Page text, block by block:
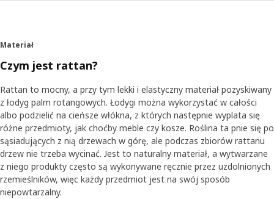
Materiał
Czym jest rattan?
Rattan to mocny, a przy tym lekki i elastyczny materiał pozyskiwany
z łodyg palm rotangowych. Łodygi można wykorzystać w całości
albo podzielić na cieńsze włókna, z których następnie wyplata się
różne przedmioty, jak choćby meble czy kosze. Roślina ta pnie się po
sąsiadujących z nią drzewach w górę, ale podczas zbiorów rattanu
drzew nie trzeba wycinać. Jest to naturalny materiał, a wytwarzane
z niego produkty często są wykonywane ręcznie przez uzdolnionych
rzemieślników, więc każdy przedmiot jest na swój sposób
niepowtarzalny.